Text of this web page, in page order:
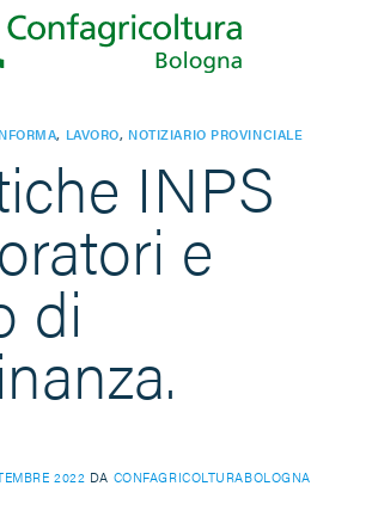
, LAVORO, NOTIZIARIO PROVINCIALE
INPS
e
di
2022 DA CONFAGRICOLTURABOLOGNA